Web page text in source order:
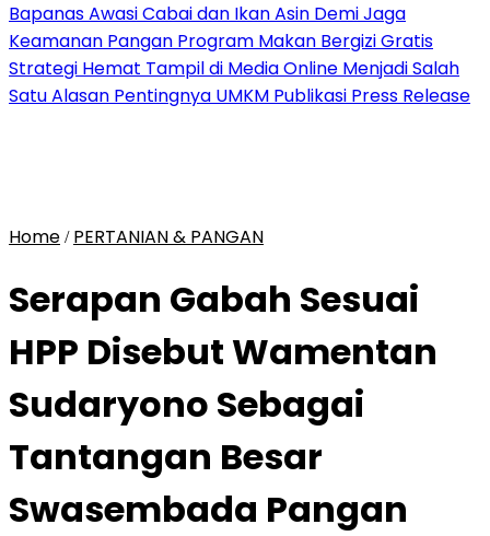
Bapanas Awasi Cabai dan Ikan Asin Demi Jaga
Keamanan Pangan Program Makan Bergizi Gratis
Strategi Hemat Tampil di Media Online Menjadi Salah
Satu Alasan Pentingnya UMKM Publikasi Press Release
Home / PERTANIAN & PANGAN
Serapan Gabah Sesuai
HPP Disebut Wamentan
Sudaryono Sebagai
Tantangan Besar
Swasembada Pangan